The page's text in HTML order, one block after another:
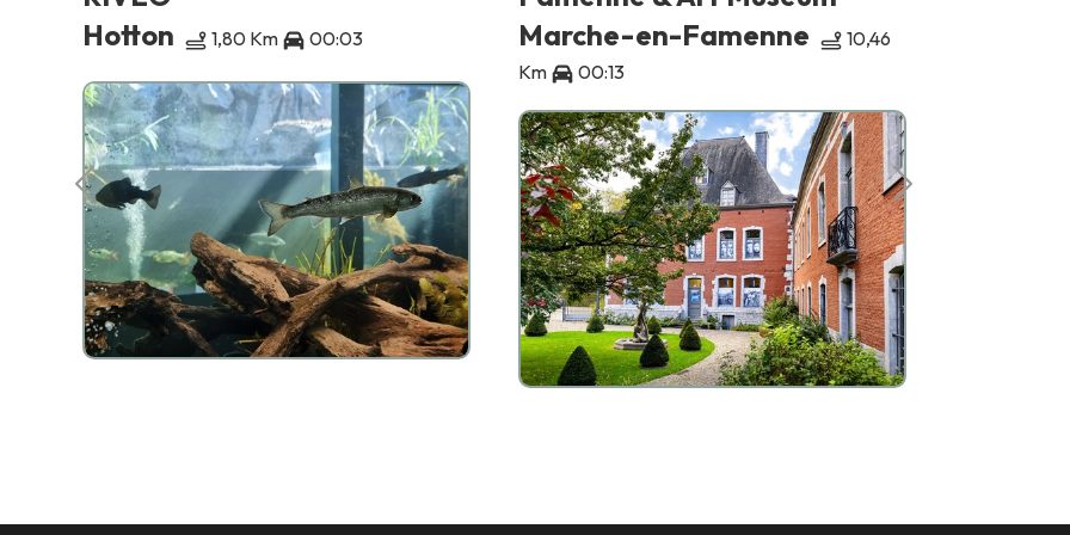
Hotton
1,80 Km 00:03
Marche-en-Famenne
10,46
Km
00:13